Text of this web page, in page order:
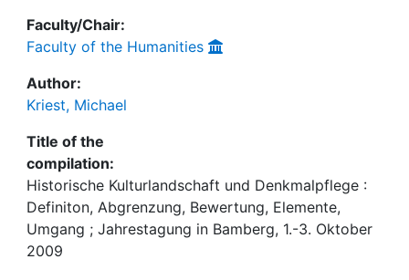
Faculty/Chair:
Faculty of the Humanities
Author:
Kriest, Michael
Title of the
compilation:
Historische Kulturlandschaft und Denkmalpflege :
Definiton, Abgrenzung, Bewertung, Elemente,
Umgang ; Jahrestagung in Bamberg, 1.-3. Oktober
2009